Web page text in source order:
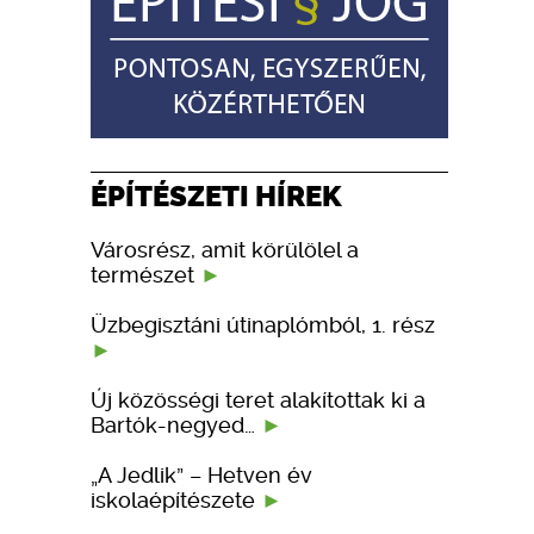
ÉPÍTÉSZETI HÍREK
Városrész, amit körülölel a
természet
Üzbegisztáni útinaplómból, 1. rész
Új közösségi teret alakítottak ki a
Bartók-negyed…
„A Jedlik” – Hetven év
iskolaépítészete